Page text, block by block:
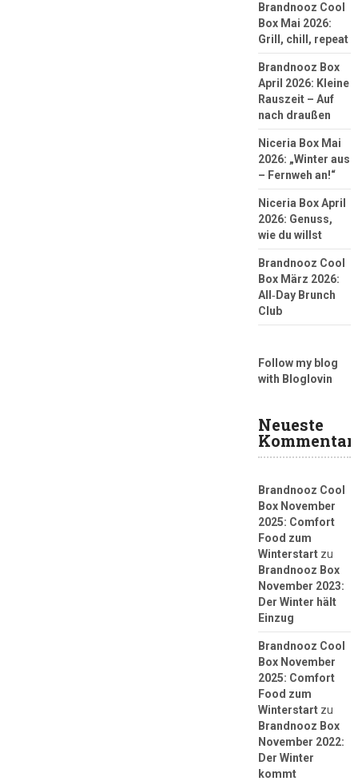
Brandnooz Cool
Box Mai 2026:
Grill, chill, repeat
Brandnooz Box
April 2026: Kleine
Rauszeit – Auf
nach draußen
Niceria Box Mai
2026: „Winter aus
– Fernweh an!“
Niceria Box April
2026: Genuss,
wie du willst
Brandnooz Cool
Box März 2026:
All‑Day Brunch
Club
Follow my blog
with Bloglovin
Neueste
Brandnooz Cool
Box November
2025: Comfort
Food zum
Winterstartzu
Brandnooz Box
November 2023:
Der Winter hält
Einzug
Brandnooz Cool
Box November
2025: Comfort
Food zum
Winterstartzu
Brandnooz Box
November 2022:
Der Winter
kommt